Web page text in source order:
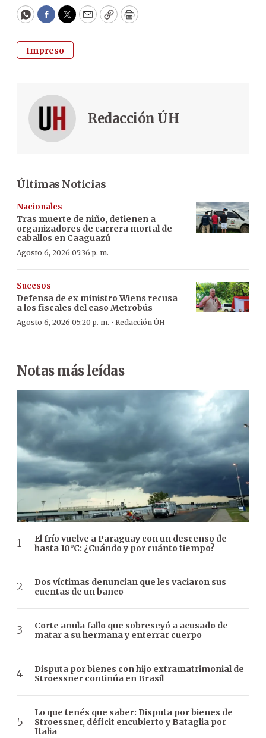
WhatsApp
Facebook
Twitter
EmailCopyPrint
Impreso
Redacción ÚH
Últimas Noticias
Nacionales
Tras muerte de niño, detienen a
organizadores de carrera mortal de
caballos en Caaguazú
Agosto 6, 2026 05:36 p. m.
Sucesos
Defensa de ex ministro Wiens recusa
a los fiscales del caso Metrobús
Agosto 6, 2026 05:20 p. m. · Redacción ÚH
Notas más leídas
El frío vuelve a Paraguay con un descenso de
hasta 10°C: ¿Cuándo y por cuánto tiempo?
Dos víctimas denuncian que les vaciaron sus
cuentas de un banco
Corte anula fallo que sobreseyó a acusado de
matar a su hermana y enterrar cuerpo
Disputa por bienes con hijo extramatrimonial de
Stroessner continúa en Brasil
Lo que tenés que saber: Disputa por bienes de
Stroessner, déficit encubierto y Bataglia por
Italia